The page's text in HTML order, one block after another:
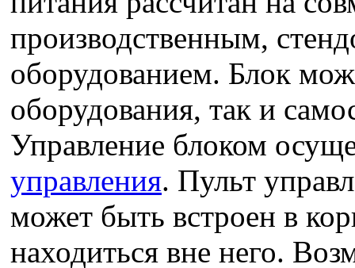
производственным,
оборудованием. Блок
оборудования, так и
Управление блоком
управления. Пульт
может быть встроен в
находиться вне него.